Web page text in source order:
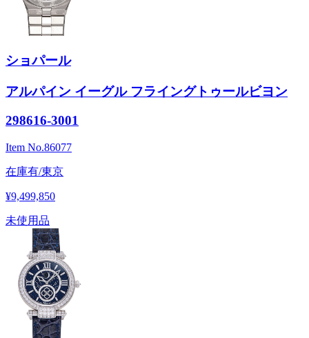
ショパール
アルパイン イーグル フライングトゥールビヨン
298616-3001
Item No.86077
在庫有/東京
¥9,499,850
未使用品